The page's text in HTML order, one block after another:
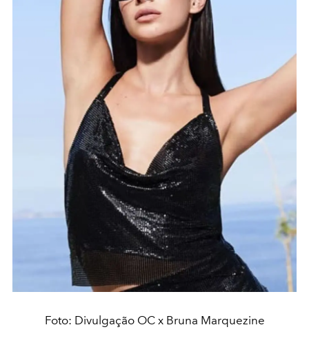
Foto: Divulgação OC x Bruna Marquezine